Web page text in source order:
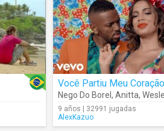
Você Partiu Meu Coração
Nego Do Borel , Anitta, Wesley
9 años | 32991 jugadas
AlexKazuo